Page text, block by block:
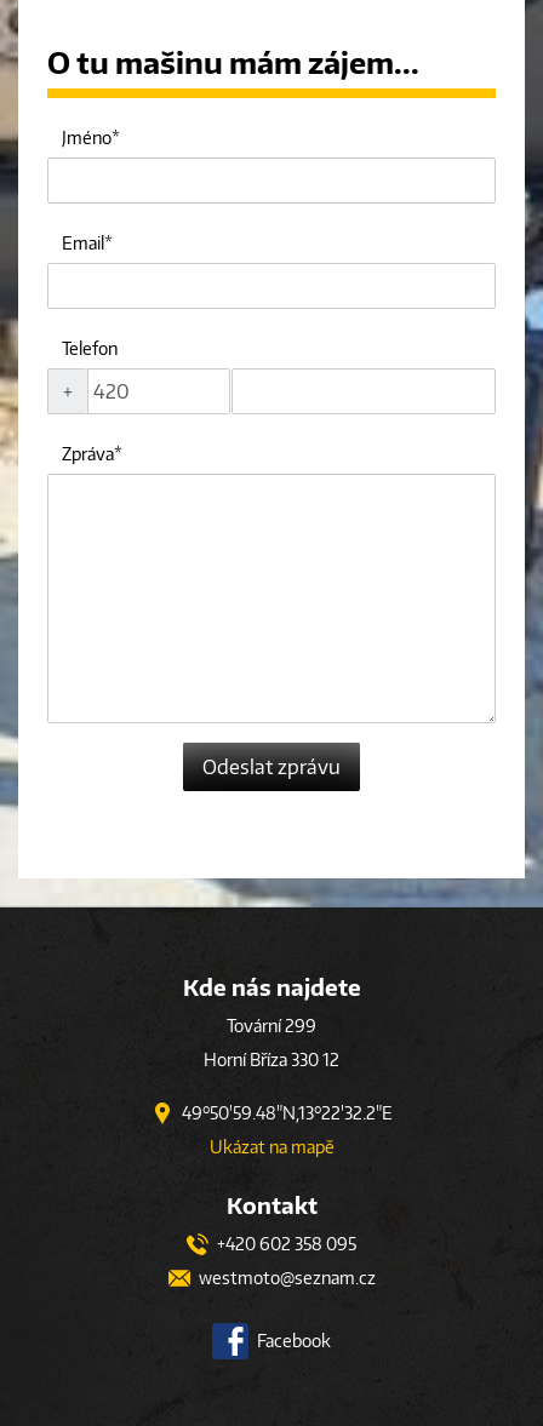
O tu mašinu mám zájem...
Jméno
Email
Telefon
+
Zpráva
Odeslat zprávu
Kde nás najdete
Tovární 299
Horní Bříza 330 12
49°50'59.48"N,13°22'32.2"E
Ukázat na mapě
Kontakt
+420 602 358 095
westmoto@seznam.cz
Facebook